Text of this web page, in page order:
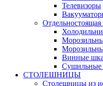
Телевизоры
Отдельностоящая
Винные
СТОЛЕШНИЦЫ
Столешницы из